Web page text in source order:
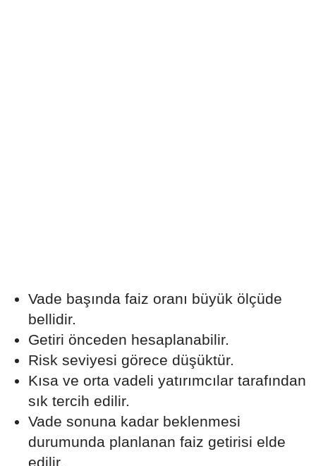
Vade başında faiz oranı büyük ölçüde
bellidir.
Getiri önceden hesaplanabilir.
Risk seviyesi görece düşüktür.
Kısa ve orta vadeli yatırımcılar tarafından
sık tercih edilir.
Vade sonuna kadar beklenmesi
durumunda planlanan faiz getirisi elde
edilir.